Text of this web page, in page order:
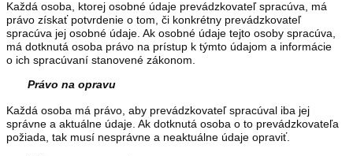
Každá osoba, ktorej osobné údaje prevádzkovateľ spracúva, má
právo získať potvrdenie o tom, či konkrétny prevádzkovateľ
spracúva jej osobné údaje. Ak osobné údaje tejto osoby spracúva,
má dotknutá osoba právo na prístup k týmto údajom a informácie
o ich spracúvaní stanovené zákonom.
Právo na opravu
Každá osoba má právo, aby prevádzkovateľ spracúval iba jej
správne a aktuálne údaje. Ak dotknutá osoba o to prevádzkovateľa
požiada, tak musí nesprávne a neaktuálne údaje opraviť.